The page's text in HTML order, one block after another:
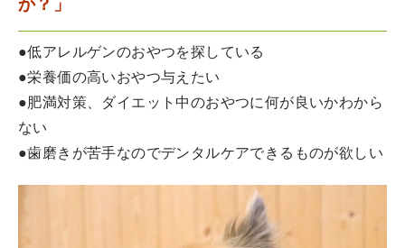
か？」
●低アレルゲンのおやつを探している
●栄養価の高いおやつ与えたい
●肥満対策、ダイエット中のおやつに何が良いかわから
ない
●歯磨きが苦手なのでデンタルケアできるものが欲しい